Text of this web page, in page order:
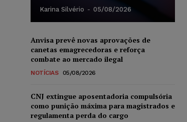
Karina Silvério - 05/08/2026
Anvisa prevê novas aprovações de
canetas emagrecedoras e reforça
combate ao mercado ilegal
NOTÍCIAS 05/08/2026
CNJ extingue aposentadoria compulsória
como punição máxima para magistrados e
regulamenta perda do cargo